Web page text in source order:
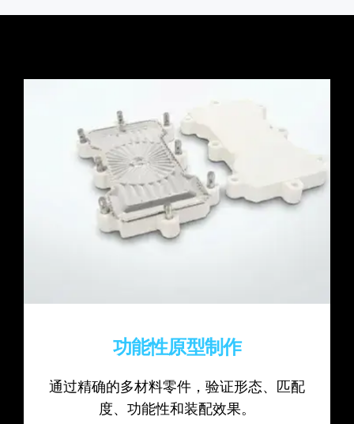
功能性原型制作
通过精确的多材料零件，验证形态、匹配
度、功能性和装配效果。